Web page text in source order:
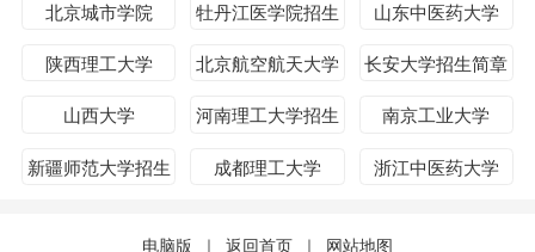
北京城市学院
牡丹江医学院招生
山东中医药大学
陕西理工大学 北京航空航天大学 长安大学招生简章
山西大学
河南理工大学招生
南京工业大学
新疆师范大学招生
成都理工大学 浙江中医药大学
电脑版 ｜ 返回首页 ｜ 网站地图